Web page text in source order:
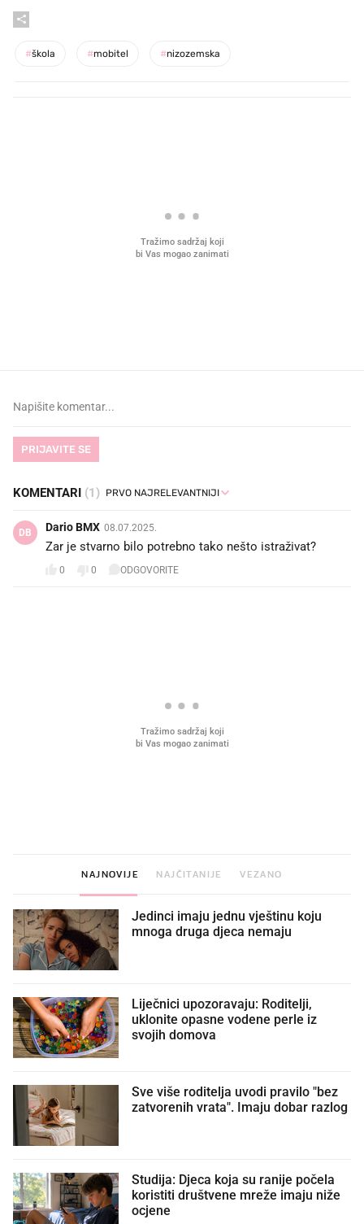
#škola #mobitel #nizozemska
PRIJAVITE SE
KOMENTARI (1)
DB Dario BMX 08.07.2025.
Zar je stvarno bilo potrebno tako nešto istraživat?
0 0 ODGOVORITE
NAJNOVIJE NAJČITANIJE VEZANO
Jedinci imaju jednu vještinu koju
mnoga druga djeca nemaju
Liječnici upozoravaju: Roditelji,
uklonite opasne vodene perle iz
svojih domova
Sve više roditelja uvodi pravilo "bez
zatvorenih vrata". Imaju dobar razlog
Studija: Djeca koja su ranije počela
koristiti društvene mreže imaju niže
ocjene